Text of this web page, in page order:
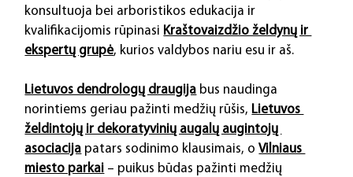
konsultuoja bei arboristikos edukacija ir
kvalifikacijomis rūpinasi Kraštovaizdžio želdynų ir
ekspertų grupė, kurios valdybos nariu esu ir aš.
Lietuvos dendrologų draugija bus naudinga
norintiems geriau pažinti medžių rūšis, Lietuvos
želdintojų ir dekoratyvinių augalų augintojų
asociacija patars sodinimo klausimais, o Vilniaus
miesto parkai – puikus būdas pažinti medžių